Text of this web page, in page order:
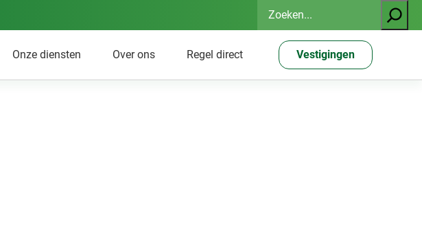
Zoeken
Onze diensten Over ons Regel direct Vestigingen